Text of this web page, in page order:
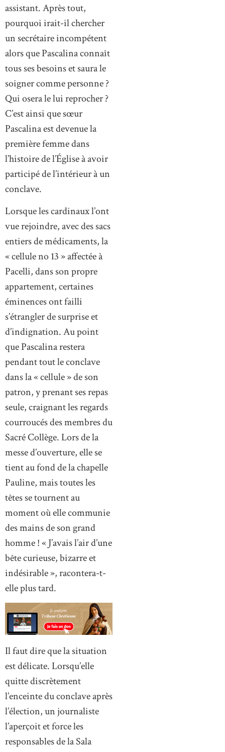
assistant. Après tout,
pourquoi irait-il chercher
un secrétaire incompétent
alors que Pascalina connaît
tous ses besoins et saura le
soigner comme personne ?
Qui osera le lui reprocher ?
C’est ainsi que sœur
Pascalina est devenue la
première femme dans
l’histoire de l’Église à avoir
participé de l’intérieur à un
conclave.
Lorsque les cardinaux l’ont
vue rejoindre, avec des sacs
entiers de médicaments, la
« cellule no 13 » affectée à
Pacelli, dans son propre
appartement, certaines
éminences ont failli
s’étrangler de surprise et
d’indignation. Au point
que Pascalina restera
pendant tout le conclave
dans la « cellule » de son
patron, y prenant ses repas
seule, craignant les regards
courroucés des membres du
Sacré Collège. Lors de la
messe d’ouverture, elle se
tient au fond de la chapelle
Pauline, mais toutes les
têtes se tournent au
moment où elle communie
des mains de son grand
homme ! « J’avais l’air d’une
bête curieuse, bizarre et
indésirable », racontera-t-
elle plus tard.
Il faut dire que la situation
est délicate. Lorsqu’elle
quitte discrètement
l’enceinte du conclave après
l’élection, un journaliste
l’aperçoit et force les
responsables de la Sala